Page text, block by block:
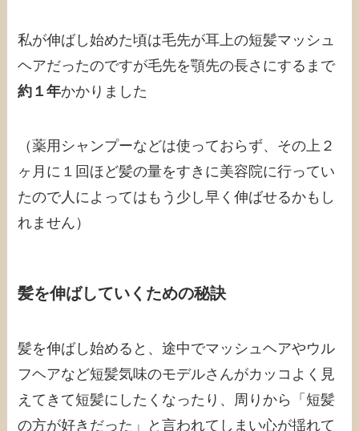
私が伸ばし始めた頃は毛先が耳上の短髪マッシュ
ヘアだったのですが毛先を顎先の長さにするまで
約１年かかりました
（薬用シャンプーなどは使っておらず、その上２
ヶ月に１回ほど髪の量をすきに美容院に行ってい
たので人によってはもう少し早く伸ばせるかもし
れません）
髪を伸ばしていくための秘訣
髪を伸ばし始めると、途中でマッシュヘアやウル
フヘアなど短髪気味のモデルさんがカッコよく見
えてきて短髪にしたくなったり、周りから「短髪
の方が好きだった」と言われてしまい心が揺れて